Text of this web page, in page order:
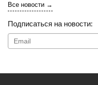
Все новости →
Подписаться на новости: